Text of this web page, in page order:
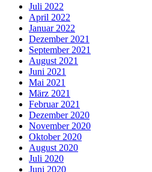
Juli 2022
April 2022
Januar 2022
Dezember 2021
September 2021
August 2021
Juni 2021
Mai 2021
März 2021
Februar 2021
Dezember 2020
November 2020
Oktober 2020
August 2020
Juli 2020
Juni 2020